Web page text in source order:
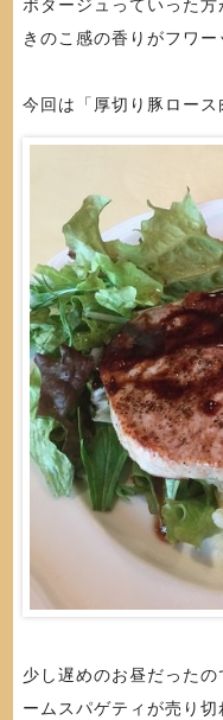
ポタージュっていった方
きのこ感の香りがフワー
今回は「厚切り豚ロー
少し遅めのお昼だった
ームスパゲティが売り切